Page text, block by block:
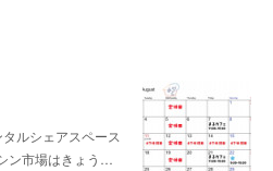
ルシェアスペース
ン市場はきょう…